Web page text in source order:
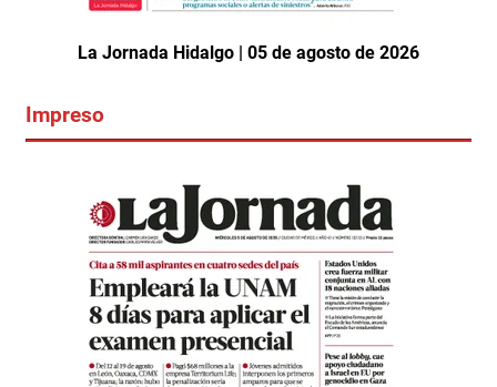
La Jornada Hidalgo | 05 de agosto de 2026
Impreso